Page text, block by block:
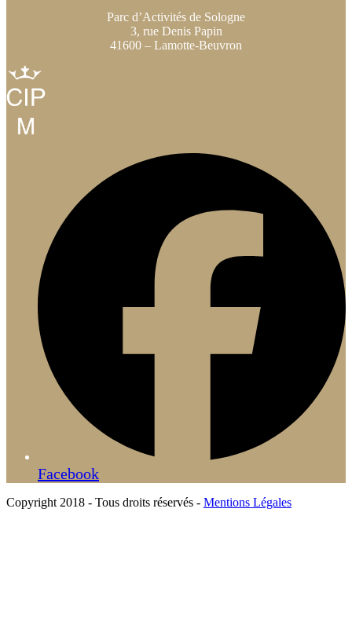
Parc d’Activités de Sologne
3, rue Denis Papin
41600 – Lamotte-Beuvron
Facebook
Copyright 2018 - Tous droits réservés - Mentions Légales